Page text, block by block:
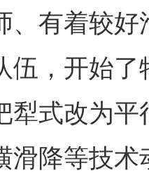
、有着较
伍，开始了
犁式改为
滑降等技